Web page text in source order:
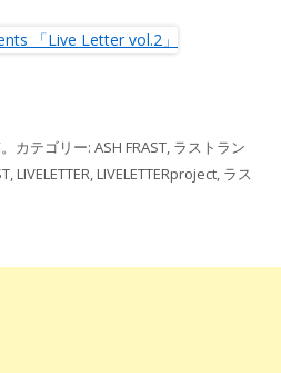
カテゴリー: ASH FRAST, ラストラン
,LIVELETTER,LIVELETTERproject, ラス